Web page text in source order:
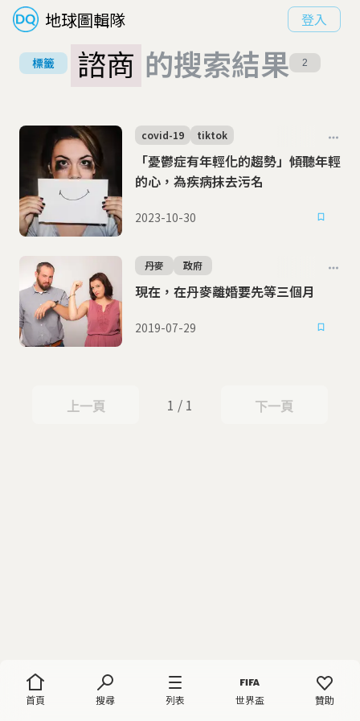
地球圖輯隊 登入
首頁 搜尋 列表 世界盃 贊助
標籤 諮商 的搜索結果 2
「憂鬱症有年輕化的趨勢」傾聽年輕
的心，為疾病抹去污名
covid-19 tiktok
2023-10-30
現在，在丹麥離婚要先等三個月
丹麥 政府
2019-07-29
上一頁
上一頁 1 / 1 下一頁
下一頁